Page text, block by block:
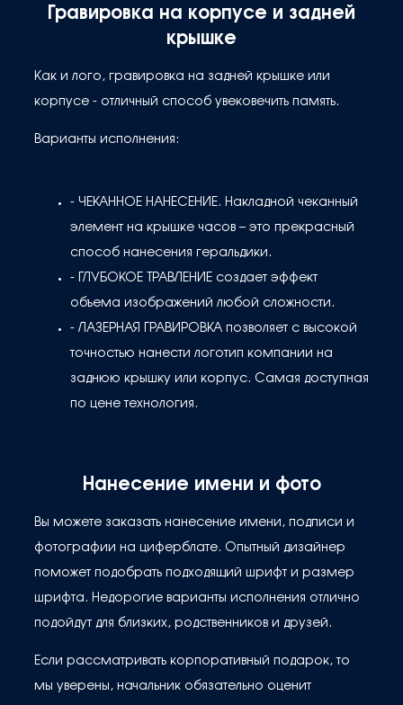
Гравировка на корпусе и задней
крышке
Как и лого, гравировка на задней крышке или
корпусе - отличный способ увековечить память.
Варианты исполнения:
- ЧЕКАННОЕ НАНЕСЕНИЕ. Накладной чеканный
элемент на крышке часов – это прекрасный
способ нанесения геральдики.
- ГЛУБОКОЕ ТРАВЛЕНИЕ создает эффект
объема изображений любой сложности.
- ЛАЗЕРНАЯ ГРАВИРОВКА позволяет с высокой
точностью нанести логотип компании на
заднюю крышку или корпус. Самая доступная
по цене технология.
Нанесение имени и фото
Вы можете заказать нанесение имени, подписи и
фотографии на циферблате. Опытный дизайнер
поможет подобрать подходящий шрифт и размер
шрифта. Недорогие варианты исполнения отлично
подойдут для близких, родственников и друзей.
Если рассматривать корпоративный подарок, то
мы уверены, начальник обязательно оценит